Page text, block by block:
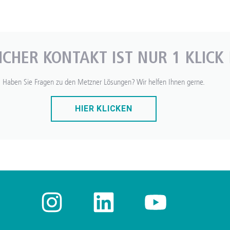
KONTAKT IST NUR 1 KLICK
Haben Sie Fragen zu den Metzner Lösungen? Wir helfen Ihnen gerne.
HIER KLICKEN